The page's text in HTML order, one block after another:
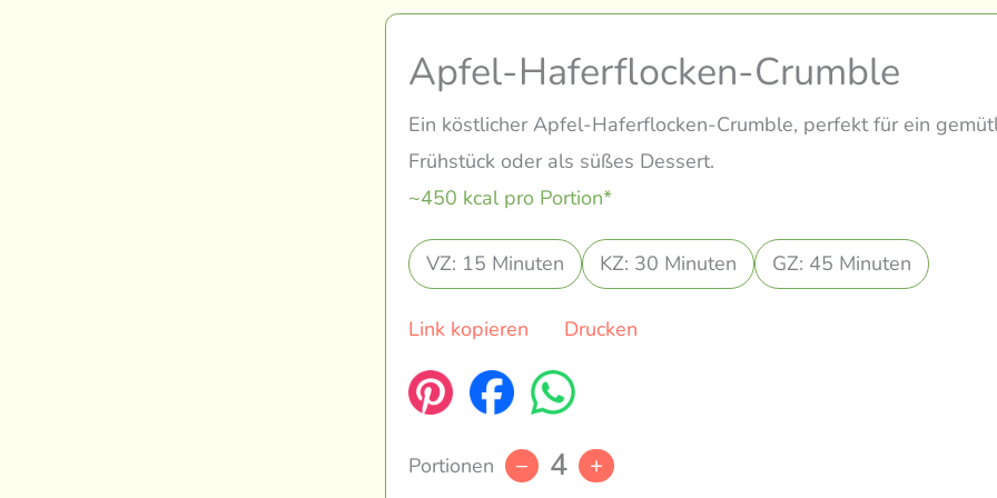
Apfel-Haferflocken-Crumble
Ein köstlicher Apfel-Haferflocken-Crumble, perfekt für ein
Frühstück oder als süßes Dessert.
~450 kcal pro Portion*
VZ: 15 Minuten KZ: 30 Minuten GZ: 45 Minuten
Link kopieren Drucken
Portionen – 4 +